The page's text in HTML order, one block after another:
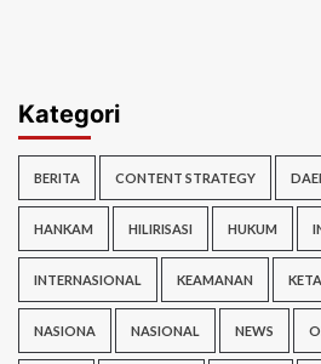
Kategori
BERITA CONTENT STRATEGY
HANKAM HILIRISASI HUKUM
INTERNASIONAL KEAMANAN
NASIONA NASIONAL NEWS